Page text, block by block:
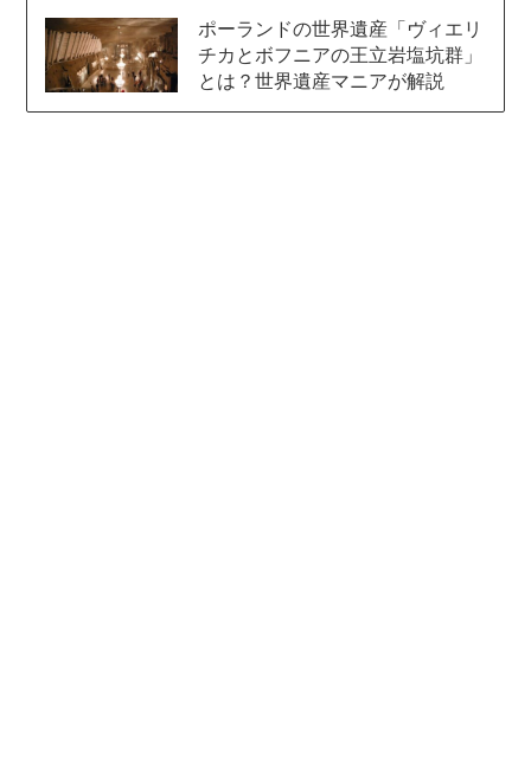
ポーランドの世界遺産「ヴィエリ
チカとボフニアの王立岩塩坑群」
とは？世界遺産マニアが解説